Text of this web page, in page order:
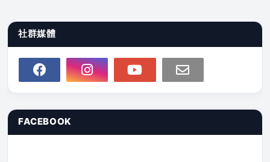
社群媒體
FACEBOOK